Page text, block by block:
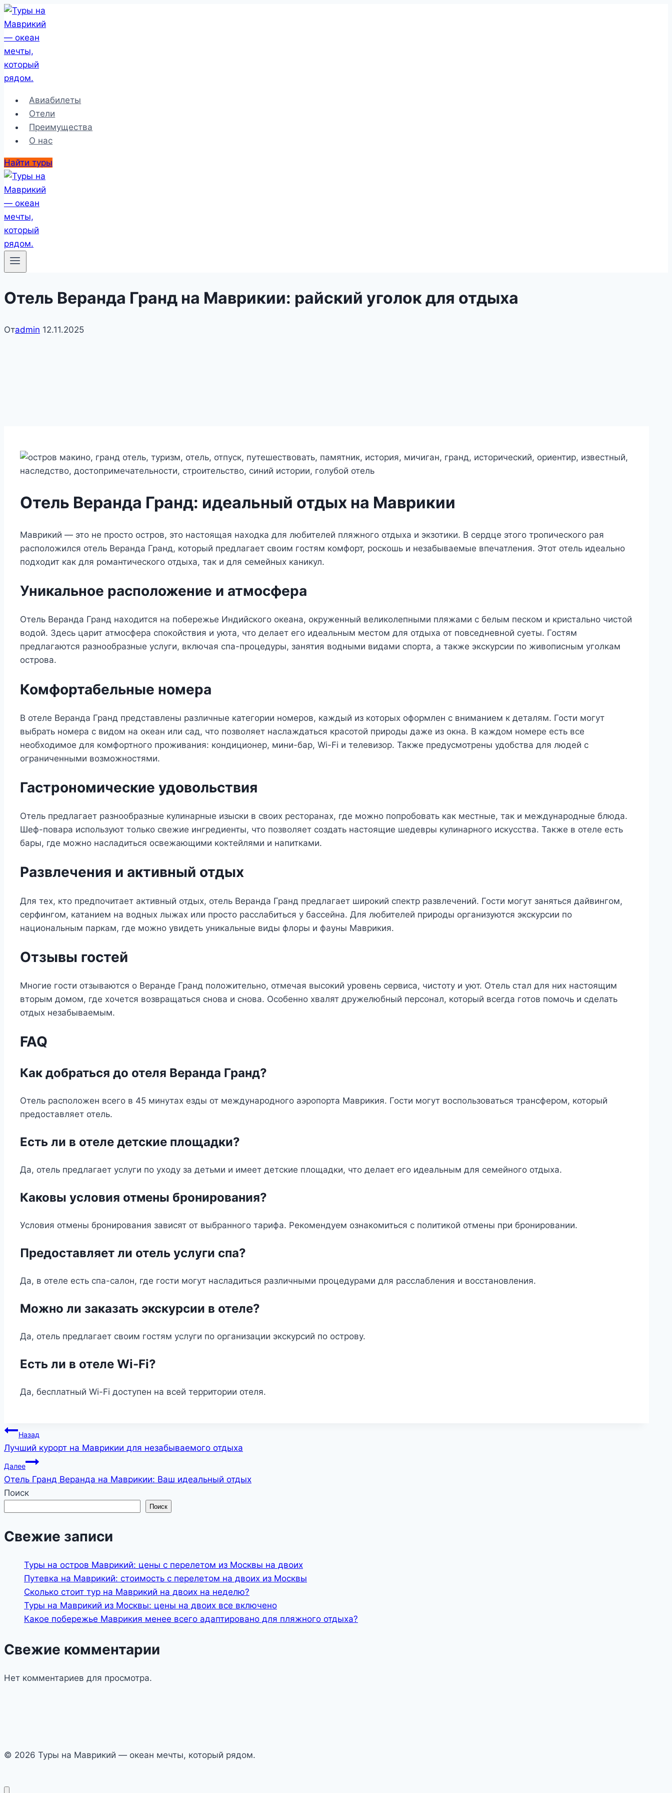
Перейти
к
содержимому
Авиабилеты
Отели
Преимущества
О нас
Найти туры
Отель Веранда Гранд на Маврикии: райский уголок для отдыха
Отadmin 12.11.2025
Отель Веранда Гранд: идеальный отдых на Маврикии
Маврикий — это не просто остров, это настоящая находка для любителей пляжного отдыха и экзотики. В сердце этого тропического рая
расположился отель Веранда Гранд, который предлагает своим гостям комфорт, роскошь и незабываемые впечатления. Этот отель идеально
подходит как для романтического отдыха, так и для семейных каникул.
Уникальное расположение и атмосфера
Отель Веранда Гранд находится на побережье Индийского океана, окруженный великолепными пляжами с белым песком и кристально чистой
водой. Здесь царит атмосфера спокойствия и уюта, что делает его идеальным местом для отдыха от повседневной суеты. Гостям
предлагаются разнообразные услуги, включая спа-процедуры, занятия водными видами спорта, а также экскурсии по живописным уголкам
острова.
Комфортабельные номера
В отеле Веранда Гранд представлены различные категории номеров, каждый из которых оформлен с вниманием к деталям. Гости могут
выбрать номера с видом на океан или сад, что позволяет наслаждаться красотой природы даже из окна. В каждом номере есть все
необходимое для комфортного проживания: кондиционер, мини-бар, Wi-Fi и телевизор. Также предусмотрены удобства для людей с
ограниченными возможностями.
Гастрономические удовольствия
Отель предлагает разнообразные кулинарные изыски в своих ресторанах, где можно попробовать как местные, так и международные блюда.
Шеф-повара используют только свежие ингредиенты, что позволяет создать настоящие шедевры кулинарного искусства. Также в отеле есть
бары, где можно насладиться освежающими коктейлями и напитками.
Развлечения и активный отдых
Для тех, кто предпочитает активный отдых, отель Веранда Гранд предлагает широкий спектр развлечений. Гости могут заняться дайвингом,
серфингом, катанием на водных лыжах или просто расслабиться у бассейна. Для любителей природы организуются экскурсии по
национальным паркам, где можно увидеть уникальные виды флоры и фауны Маврикия.
Отзывы гостей
Многие гости отзываются о Веранде Гранд положительно, отмечая высокий уровень сервиса, чистоту и уют. Отель стал для них настоящим
вторым домом, где хочется возвращаться снова и снова. Особенно хвалят дружелюбный персонал, который всегда готов помочь и сделать
отдых незабываемым.
FAQ
Как добраться до отеля Веранда Гранд?
Отель расположен всего в 45 минутах езды от международного аэропорта Маврикия. Гости могут воспользоваться трансфером, который
предоставляет отель.
Есть ли в отеле детские площадки?
Да, отель предлагает услуги по уходу за детьми и имеет детские площадки, что делает его идеальным для семейного отдыха.
Каковы условия отмены бронирования?
Условия отмены бронирования зависят от выбранного тарифа. Рекомендуем ознакомиться с политикой отмены при бронировании.
Предоставляет ли отель услуги спа?
Да, в отеле есть спа-салон, где гости могут насладиться различными процедурами для расслабления и восстановления.
Можно ли заказать экскурсии в отеле?
Да, отель предлагает своим гостям услуги по организации экскурсий по острову.
Есть ли в отеле Wi-Fi?
Да, бесплатный Wi-Fi доступен на всей территории отеля.
Навигация
по
записям
Назад
Лучший курорт на Маврикии для незабываемого отдыха
Далее
Отель Гранд Веранда на Маврикии: Ваш идеальный отдых
Поиск
Поиск
Свежие записи
Туры на остров Маврикий: цены с перелетом из Москвы на двоих
Путевка на Маврикий: стоимость с перелетом на двоих из Москвы
Сколько стоит тур на Маврикий на двоих на неделю?
Туры на Маврикий из Москвы: цены на двоих все включено
Какое побережье Маврикия менее всего адаптировано для пляжного отдыха?
Свежие комментарии
Нет комментариев для просмотра.
© 2026 Туры на Маврикий — океан мечты, который рядом.